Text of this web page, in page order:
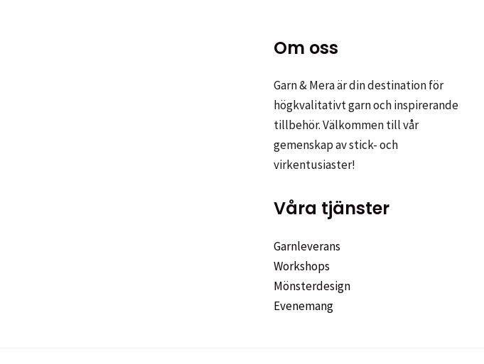
Om oss
Garn & Mera är din destination för
högkvalitativt garn och inspirerande
tillbehör. Välkommen till vår
gemenskap av stick- och
virkentusiaster!
Våra tjänster
Garnleverans
Workshops
Mönsterdesign
Evenemang